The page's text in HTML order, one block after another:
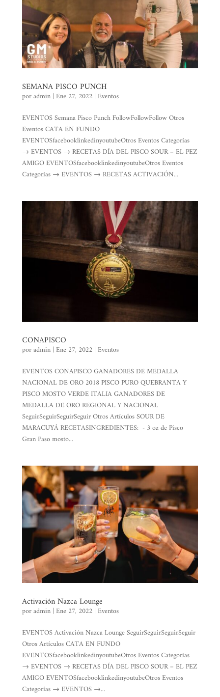
SEMANA PISCO PUNCH
poradmin| Ene 27, 2022| Eventos
EVENTOS Semana Pisco Punch FollowFollowFollow Otros
Eventos CATA EN FUNDO
EVENTOSfacebooklinkedinyoutubeOtros Eventos Categorías
→ EVENTOS → RECETAS DÍA DEL PISCO SOUR – EL PEZ
AMIGO EVENTOSfacebooklinkedinyoutubeOtros Eventos
Categorías → EVENTOS → RECETAS ACTIVACIÓN...
CONAPISCO
poradmin| Ene 27, 2022| Eventos
EVENTOS CONAPISCO GANADORES DE MEDALLA
NACIONAL DE ORO 2018 PISCO PURO QUEBRANTA Y
PISCO MOSTO VERDE ITALIA GANADORES DE
MEDALLA DE ORO REGIONAL Y NACIONAL
SeguirSeguirSeguirSeguir Otros Artículos SOUR DE
MARACUYÁ RECETASINGREDIENTES: - 3 oz de Pisco
Gran Paso mosto...
Activación Nazca Lounge
poradmin| Ene 27, 2022| Eventos
EVENTOS Activación Nazca Lounge SeguirSeguirSeguirSeguir
Otros Artículos CATA EN FUNDO
EVENTOSfacebooklinkedinyoutubeOtros Eventos Categorías
→ EVENTOS → RECETAS DÍA DEL PISCO SOUR – EL PEZ
AMIGO EVENTOSfacebooklinkedinyoutubeOtros Eventos
Categorías → EVENTOS →...